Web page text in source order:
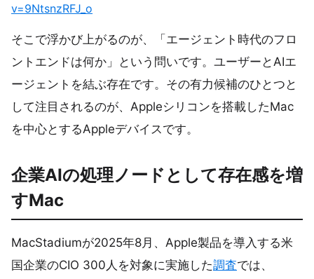
v=9NtsnzRFJ_o
そこで浮かび上がるのが、「エージェント時代のフロ
ントエンドは何か」という問いです。ユーザーとAIエ
ージェントを結ぶ存在です。その有力候補のひとつと
して注目されるのが、Appleシリコンを搭載したMac
を中心とするAppleデバイスです。
企業AIの処理ノードとして存在感を増
すMac
MacStadiumが2025年8月、Apple製品を導入する米
国企業のCIO 300人を対象に実施した調査では、